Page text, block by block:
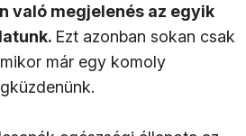
való megjelenés az egyik
Ezt azonban sokan csak
már egy komoly